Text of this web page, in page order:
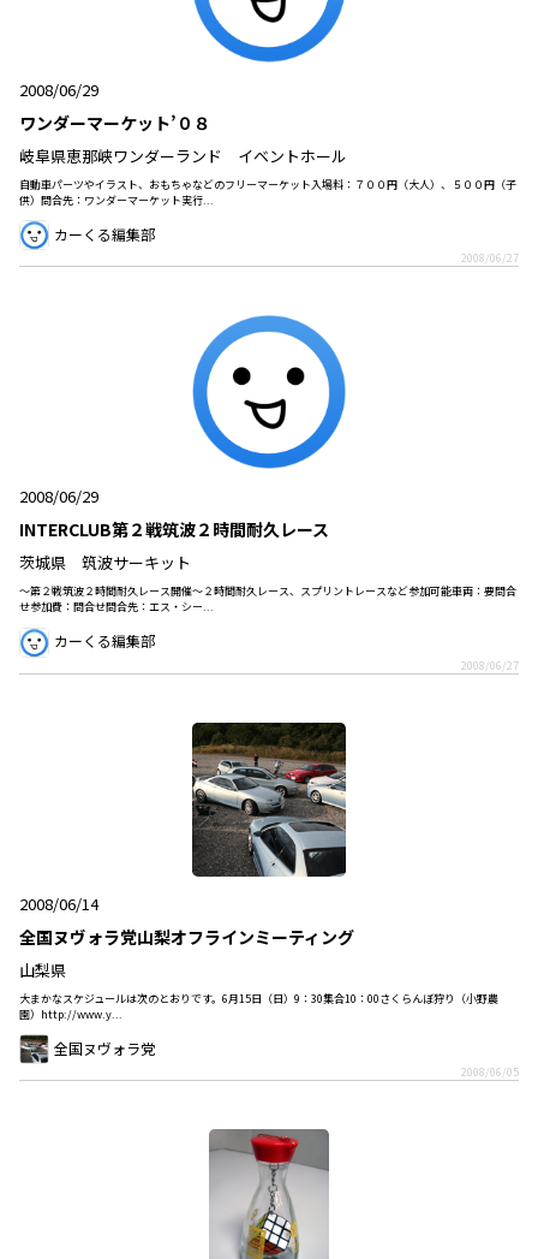
2008/06/29
ワンダーマーケット’０８
岐阜県恵那峡ワンダーランド イベントホール
自動車パーツやイラスト、おもちゃなどのフリーマーケット入場料：７００円（大人）、５００円（子
供）問合先：ワンダーマーケット実行...
カーくる編集部
2008/06/27
2008/06/29
INTERCLUB第２戦筑波２時間耐久レース
茨城県 筑波サーキット
～第２戦筑波２時間耐久レース開催～２時間耐久レース、スプリントレースなど参加可能車両：要問合
せ参加費：問合せ問合先：エス・シー...
カーくる編集部
2008/06/27
2008/06/14
全国ヌヴォラ党山梨オフラインミーティング
山梨県
大まかなスケジュールは次のとおりです。6月15日（日）9：30集合10：00さくらんぼ狩り（小野農
園）http://www.y...
全国ヌヴォラ党
2008/06/05